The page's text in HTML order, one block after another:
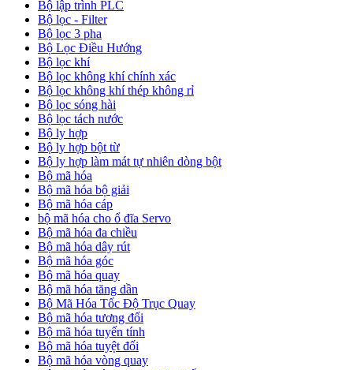
Bộ lập trình PLC
Bộ lọc - Filter
Bộ lọc 3 pha
Bộ Lọc Điều Hướng
Bộ lọc khí
Bộ lọc không khí chính xác
Bộ lọc không khí thép không rỉ
Bộ lọc sóng hài
Bộ lọc tách nước
Bộ ly hợp
Bộ ly hợp bột từ
Bộ ly hợp làm mát tự nhiên dòng bột
Bộ mã hóa
Bộ mã hóa bộ giải
Bộ mã hóa cáp
bộ mã hóa cho ổ đĩa Servo
Bộ mã hóa đa chiều
Bộ mã hóa dây rút
Bộ mã hóa góc
Bộ mã hóa quay
Bộ mã hóa tăng dần
Bộ Mã Hóa Tốc Độ Trục Quay
Bộ mã hóa tương đối
Bộ mã hóa tuyến tính
Bộ mã hóa tuyệt đối
Bộ mã hóa vòng quay